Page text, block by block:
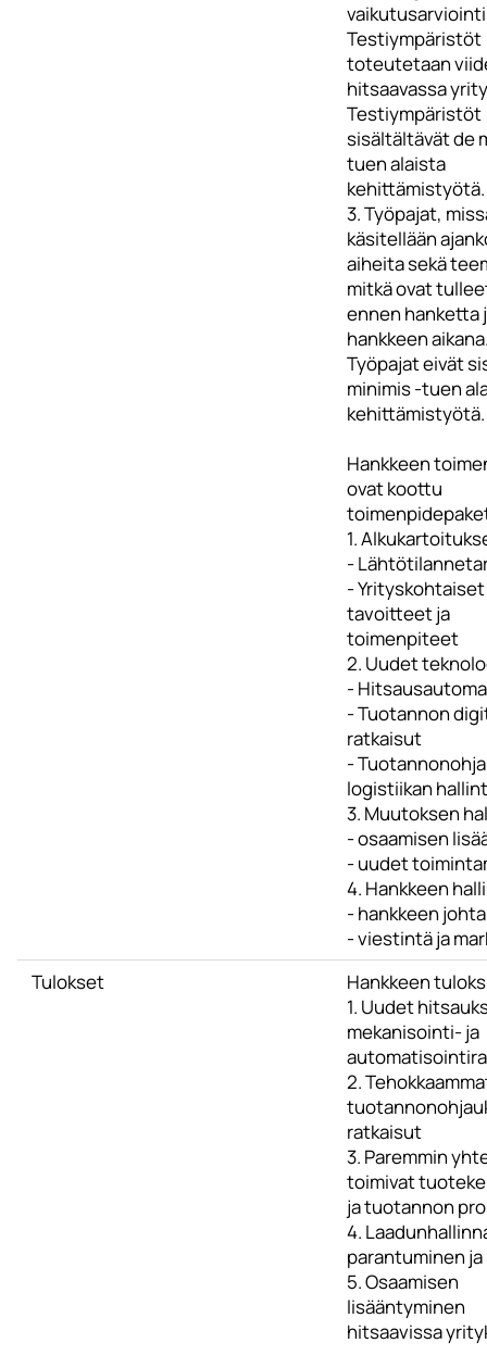
Testiympäristöt
toteutetaan
hitsaavassa
Testiympäristöt
sisältältävät de
tuen alaista
kehittämistyötä.
3. Työpajat,
käsitellään
aiheita sekä
mitkä ovat
ennen hanketta
hankkeen
Työpajat eivät
minimis -tuen
kehittämistyötä.
Hankkeen
ovat koottu
1.
-
- Yrityskohtaiset
tavoitteet ja
toimenpiteet
2. Uudet
-
- Tuotannon
ratkaisut
-
logistiikan
3. Muutoksen
- osaamisen
- uudet
4. Hankkeen
- hankkeen
- viestintä ja
Tulokset
Hankkeen
1. Uudet
mekanisointi- ja
2.
ratkaisut
3. Paremmin
toimivat
ja tuotannon
4.
parantuminen ja
5. Osaamisen
lisääntyminen
hitsaavissa